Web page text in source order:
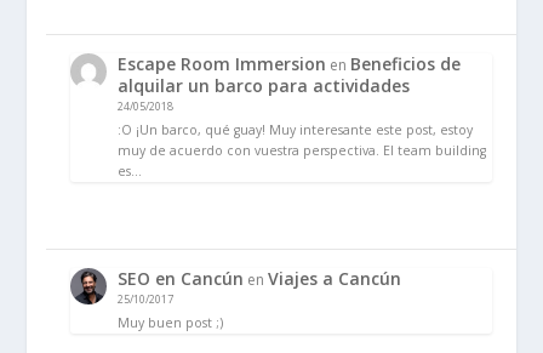
Escape Room Immersion en Beneficios de
alquilar un barco para actividades
24/05/2018
:O ¡Un barco, qué guay! Muy interesante este post, estoy
muy de acuerdo con vuestra perspectiva. El team building
es…
SEO en Cancún enViajes a Cancún
25/10/2017
Muy buen post ;)